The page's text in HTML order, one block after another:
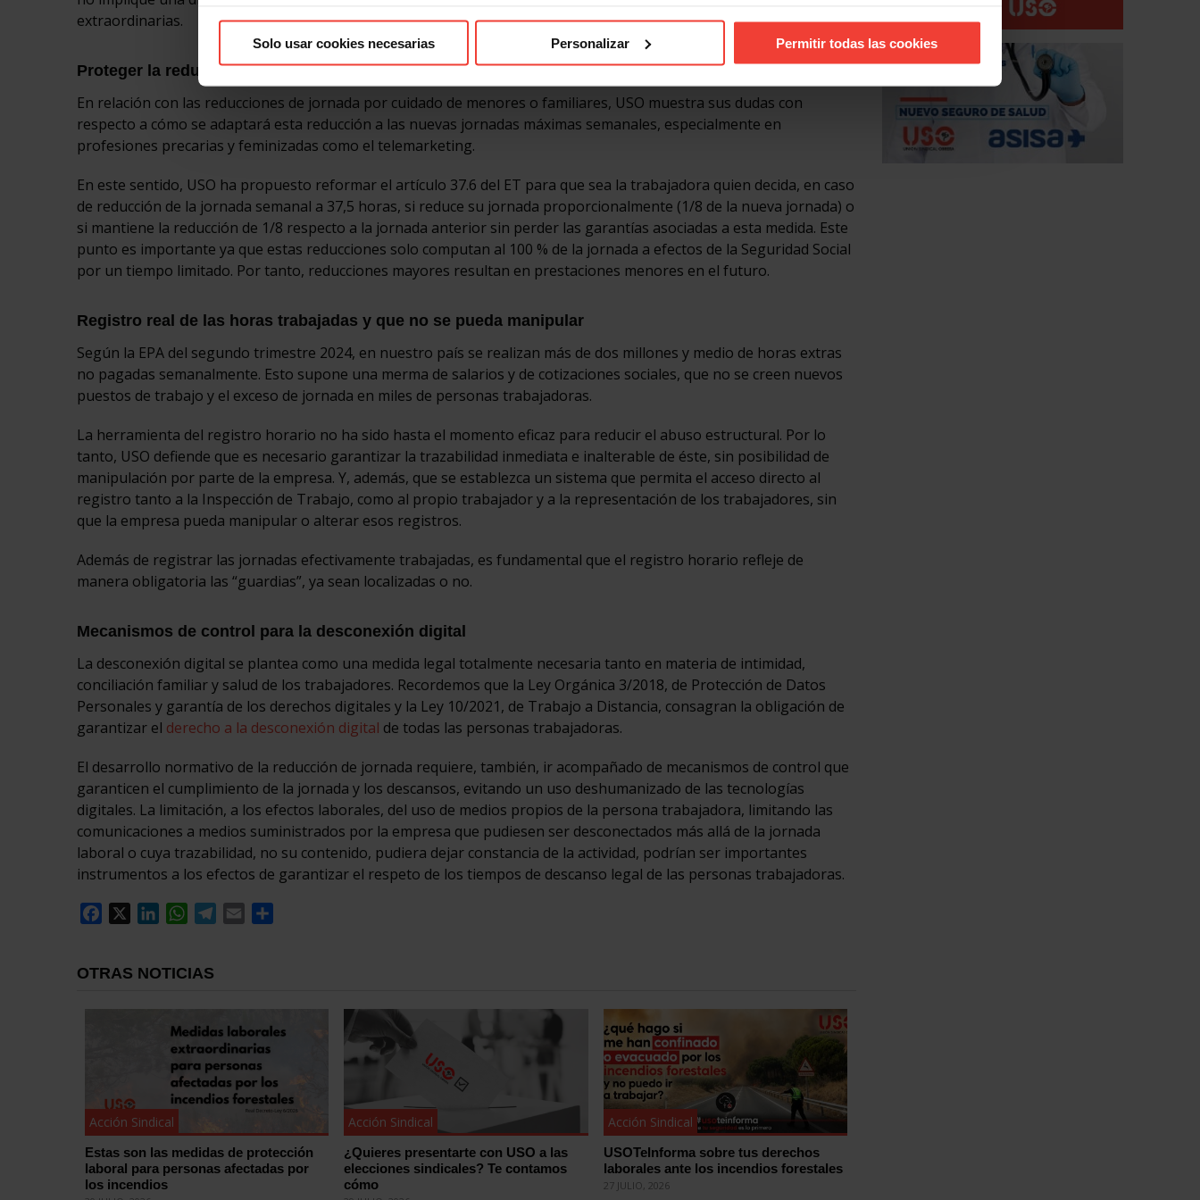
Solo usar cookies necesarias Personalizar Permitir todas las cookies
extraordinarias.
Proteger la reducción de jornada por cuidado de menores o familiares
En relación con las reducciones de jornada por cuidado de menores o familiares, USO muestra sus dudas con
respecto a cómo se adaptará esta reducción a las nuevas jornadas máximas semanales, especialmente en
profesiones precarias y feminizadas como el telemarketing.
En este sentido, USO ha propuesto reformar el artículo 37.6 del ET para que sea la trabajadora quien decida, en caso
de reducción de la jornada semanal a 37,5 horas, si reduce su jornada proporcionalmente (1/8 de la nueva jornada) o
si mantiene la reducción de 1/8 respecto a la jornada anterior sin perder las garantías asociadas a esta medida. Este
punto es importante ya que estas reducciones solo computan al 100 % de la jornada a efectos de la Seguridad Social
por un tiempo limitado. Por tanto, reducciones mayores resultan en prestaciones menores en el futuro.
Registro real de las horas trabajadas y que no se pueda manipular
Según la EPA del segundo trimestre 2024, en nuestro país se realizan más de dos millones y medio de horas extras
no pagadas semanalmente. Esto supone una merma de salarios y de cotizaciones sociales, que no se creen nuevos
puestos de trabajo y el exceso de jornada en miles de personas trabajadoras.
La herramienta del registro horario no ha sido hasta el momento eficaz para reducir el abuso estructural. Por lo
tanto, USO defiende que es necesario garantizar la trazabilidad inmediata e inalterable de éste, sin posibilidad de
manipulación por parte de la empresa. Y, además, que se establezca un sistema que permita el acceso directo al
registro tanto a la Inspección de Trabajo, como al propio trabajador y a la representación de los trabajadores, sin
que la empresa pueda manipular o alterar esos registros.
Además de registrar las jornadas efectivamente trabajadas, es fundamental que el registro horario refleje de
manera obligatoria las “guardias”, ya sean localizadas o no.
Mecanismos de control para la desconexión digital
La desconexión digital se plantea como una medida legal totalmente necesaria tanto en materia de intimidad,
conciliación familiar y salud de los trabajadores. Recordemos que la Ley Orgánica 3/2018, de Protección de Datos
Personales y garantía de los derechos digitales y la Ley 10/2021, de Trabajo a Distancia, consagran la obligación de
garantizar el derecho a la desconexión digital de todas las personas trabajadoras.
El desarrollo normativo de la reducción de jornada requiere, también, ir acompañado de mecanismos de control que
garanticen el cumplimiento de la jornada y los descansos, evitando un uso deshumanizado de las tecnologías
digitales. La limitación, a los efectos laborales, del uso de medios propios de la persona trabajadora, limitando las
comunicaciones a medios suministrados por la empresa que pudiesen ser desconectados más allá de la jornada
laboral o cuya trazabilidad, no su contenido, pudiera dejar constancia de la actividad, podrían ser importantes
instrumentos a los efectos de garantizar el respeto de los tiempos de descanso legal de las personas trabajadoras.
Facebook
LinkedInWhatsApp
Telegram
Email
OTRAS NOTICIAS
Acción Sindical
Estas son las medidas de protección
laboral para personas afectadas por
los incendios
Acción Sindical
¿Quieres presentarte con USO a las
elecciones sindicales? Te contamos
cómo
Acción Sindical
USOTeInforma sobre tus derechos
laborales ante los incendios forestales
27 JULIO, 2026